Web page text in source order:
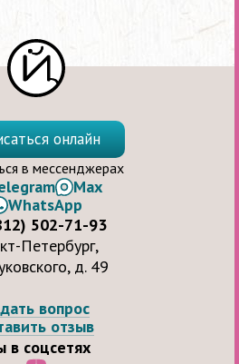
вопрос
отзыв
в соцсетях
онлайн
в мессенджерах
Max
WhatsApp
502-71-93
Петербург,
д. 49